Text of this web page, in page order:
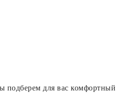
подберем для вас комфортный